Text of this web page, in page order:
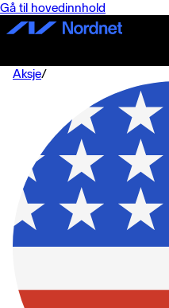
Gå til hovedinnhold
Aksje/